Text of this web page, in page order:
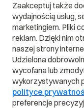
Zarejestruj
Zaakceptuj także
wydajnością usług,
marketingiem. Pliki
reklam. Dzięki nim
naszej strony
Udzielona
wycofana lub
wykorzystywanych
polityce
preferencje